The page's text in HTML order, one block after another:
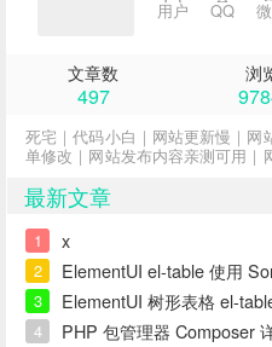
用户 QQ
文章数
497
浏
死宅｜代码小白｜网站更新慢｜网
单修改｜网站发布内容亲测可用｜
最新文章
1 x
2 ElementUI el-table 使用
3 ElementUI 树形表格 el-
4 PHP 包管理器 Composer